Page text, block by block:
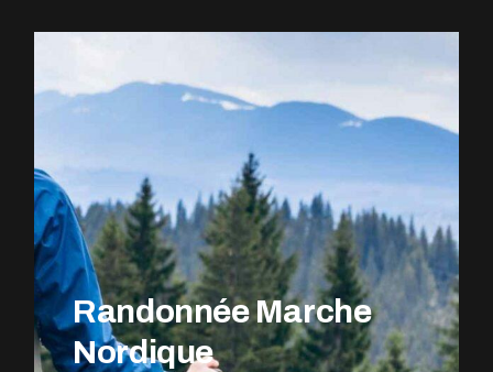
EXPLOREZ LE PARCOURS
Randonnée Marche
Nordique